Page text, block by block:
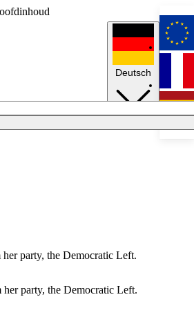
Deutsch
party, the Democratic Left.
her party, the Democratic Left.